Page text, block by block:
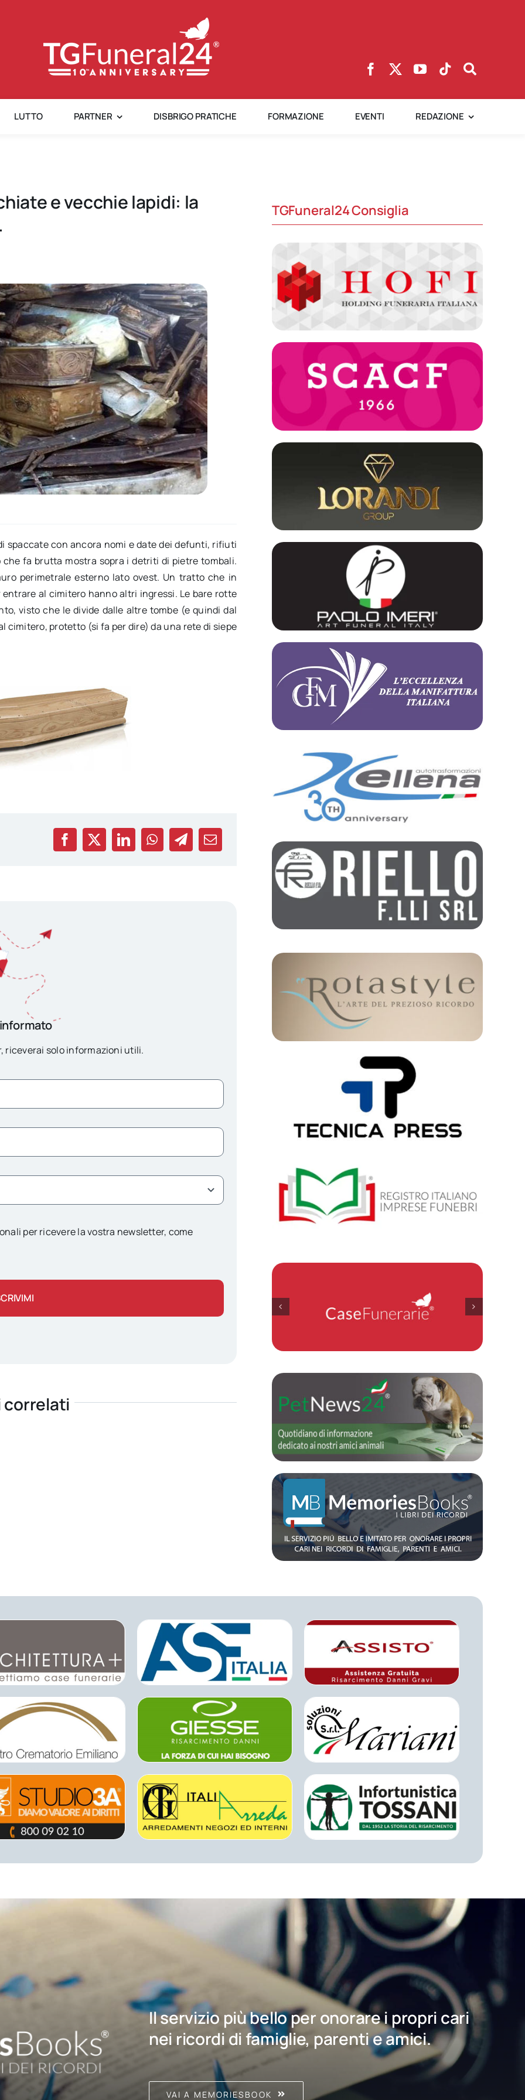
LUTTO PARTNER DISBRIGO PRATICHE FORMAZIONE EVENTI REDAZIONE
e vecchie lapidi: la
spaccate con ancora nomi e date dei defunti, rifiuti
fa brutta mostra sopra i detriti di pietre tombali.
perimetrale esterno lato ovest. Un tratto che in
al cimitero hanno altri ingressi. Le bare rotte
visto che le divide dalle altre tombe (e quindi dal
cimitero, protetto (si fa per dire) da una rete di siepe
riceverai solo informazioni utili.
per ricevere la vostra newsletter, come
correlati
TGFuneral24 Consiglia
Il servizio più bello per onorare i propri cari
nei ricordi di famiglie, parenti e amici.
VAI A MEMORIESBOOK